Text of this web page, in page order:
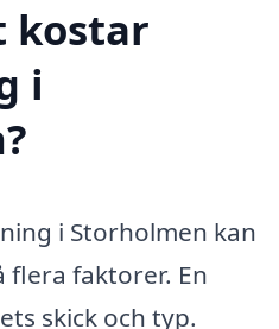
kostar
i
i Storholmen kan
flera faktorer. En
skick och typ.